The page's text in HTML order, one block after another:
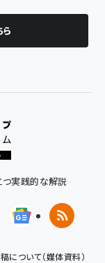
つ実践的な解説
Googleニュ
RSS
について（媒体資料）